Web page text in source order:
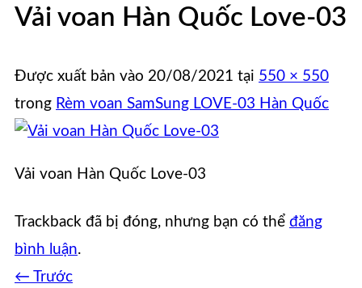
Vải voan Hàn Quốc Love-03
Được xuất bản vào 20/08/2021 tại 550 × 550
trong Rèm voan SamSung LOVE-03 Hàn Quốc
Vải voan Hàn Quốc Love-03
Trackback đã bị đóng, nhưng bạn có thể đăng
bình luận.
← Trước